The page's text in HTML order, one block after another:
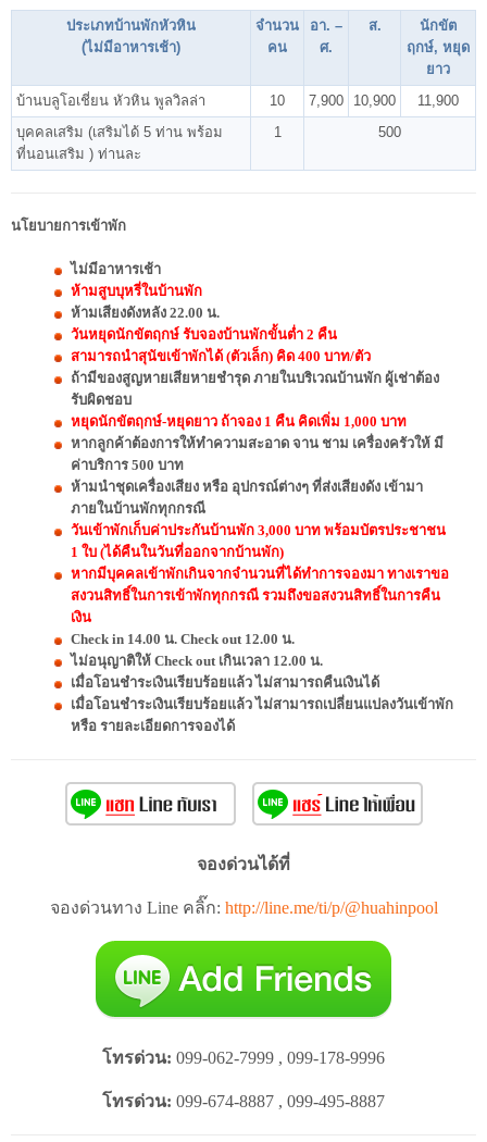
ประเภทบ้านพักหัวหิน
(ไม่มีอาหารเช้า)
จำนวน
คน
อา. –
ศ.
ส.
นักขัต
ฤกษ์, หยุด
ยาว
บ้านบลูโอเชี่ยน หัวหิน พูลวิลล่า
10 7,900 10,900
11,900
บุคคลเสริม (เสริมได้ 5 ท่าน พร้อม
ที่นอนเสริม ) ท่านละ
1 500
นโยบายการเข้าพัก
ไม่มีอาหารเช้า
ห้ามสูบบุหรี่ในบ้านพัก
ห้ามเสียงดังหลัง 22.00 น.
วันหยุดนักขัตฤกษ์ รับจองบ้านพักขั้นต่ำ 2 คืน
สามารถนำสุนัขเข้าพักได้ (ตัวเล็ก) คิด 400 บาท/ตัว
ถ้ามีของสูญหายเสียหายชำรุด ภายในบริเวณบ้านพัก ผู้เช่าต้อง
รับผิดชอบ
หยุดนักขัตฤกษ์-หยุดยาว ถ้าจอง 1 คืน คิดเพิ่ม 1,000 บาท
หากลูกค้าต้องการให้ทำความสะอาด จาน ชาม เครื่องครัวให้ มี
ค่าบริการ 500 บาท
ห้ามนำชุดเครื่องเสียง หรือ อุปกรณ์ต่างๆ ที่ส่งเสียงดัง เข้ามา
ภายในบ้านพักทุกกรณี
วันเข้าพักเก็บค่าประกันบ้านพัก 3,000 บาท พร้อมบัตรประชาชน
1 ใบ (ได้คืนในวันที่ออกจากบ้านพัก)
หากมีบุคคลเข้าพักเกินจากจำนวนที่ได้ทำการจองมา ทางเราขอ
สงวนสิทธิ์ในการเข้าพักทุกกรณี รวมถึงขอสงวนสิทธิ์ในการคืน
เงิน
Check in 14.00 น. Check out 12.00 น.
ไม่อนุญาติให้ Check out เกินเวลา 12.00 น.
เมื่อโอนชำระเงินเรียบร้อยแล้ว ไม่สามารถคืนเงินได้
เมื่อโอนชำระเงินเรียบร้อยแล้ว ไม่สามารถเปลี่ยนแปลงวันเข้าพัก
หรือ รายละเอียดการจองได้
จองด่วนได้ที่
จองด่วนทาง Line คลิ๊ก: http://line.me/ti/p/@huahinpool
โทรด่วน: 099-062-7999 , 099-178-9996
โทรด่วน: 099-674-8887 , 099-495-8887